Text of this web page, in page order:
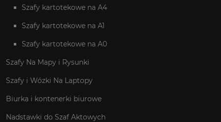
Szafy kartotekowe na A4
Szafy kartotekowe na A1
Szafy kartotekowe na A0
Szafy Na Mapy i Rysunki
Szafy i Wózki Na Laptopy
Biurka i kontenerki biurowe
Nadstawki do Szaf Aktowych